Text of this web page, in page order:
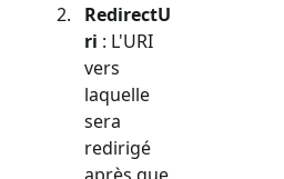
RedirectU
ri : L'URI
vers
laquelle
sera
redirigé